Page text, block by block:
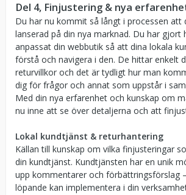
Del 4, Finjustering & nya
Du har nu kommit så långt i processen att
lanserad på din nya marknad. Du har gjort
anpassat din webbutik så att dina lokala
förstå och navigera i den. De hittar enkelt
returvillkor och det är tydligt hur man
dig för frågor och annat som uppstår i
Med din nya erfarenhet och kunskap om
nu inne att se över detaljerna och att
Lokal kundtjänst & returhantering
Källan till kunskap om vilka finjusteringar
din kundtjänst. Kundtjänsten har en unik
upp kommentarer och förbättringsförslag
löpande kan implementera i din